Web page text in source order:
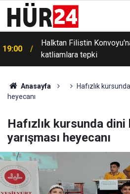
19:00
Halktan Filistin
katliamlara tepki
Anasayfa
Hafızlık
heyecanı
Hafızlık kursunda
yarışması heyecanı